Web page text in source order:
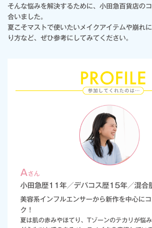
そんな悩みを解決するために、小田急百貨店の
合いました。
夏こそマストで使いたいメイクアイテムや崩れ
り方など、ぜひ参考にしてみてください。
Aさん
小田急歴11年／デパコス歴15年／混合
美容系インフルエンサーから新作を中心に
ク！
夏は肌の赤みやほてり、Tゾーンのテカリが悩